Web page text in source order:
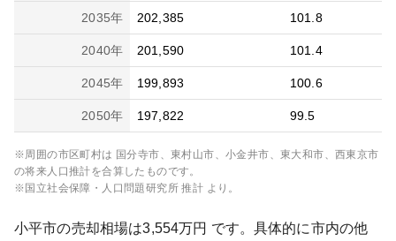
2035年 202,385 101.8
2040年 201,590 101.4
2045年 199,893 100.6
2050年 197,822 99.5
※周囲の市区町村は 国分寺市、東村山市、小金井市、東大和市、西東京市
の将来人口推計を合算したものです。
※国立社会保障・人口問題研究所 推計 より。
小平市の売却相場は3,554万円 です。具体的に市内の他